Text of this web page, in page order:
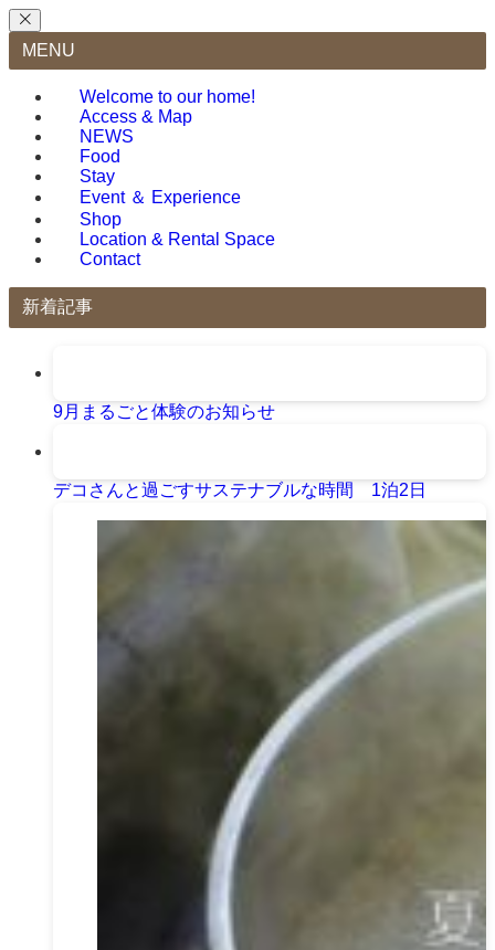
MENU
Welcome to our home!
Access & Map
NEWS
Food
Stay
Event ＆ Experience
Shop
Location & Rental Space
Contact
新着記事
9月まるごと体験のお知らせ
デコさんと過ごすサステナブルな時間 1泊2日